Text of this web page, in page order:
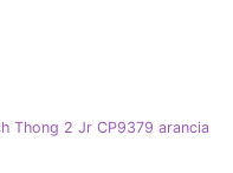
Thong 2 Jr CP9379 arancia